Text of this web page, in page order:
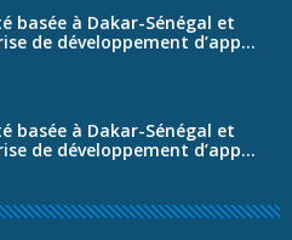
basée à Dakar-Sénégal et
de développement d’app...
basée à Dakar-Sénégal et
de développement d’app...